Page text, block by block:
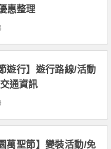
惠整理
遊行】遊行路線/活動
通資訊
萬聖節】變裝活動/免